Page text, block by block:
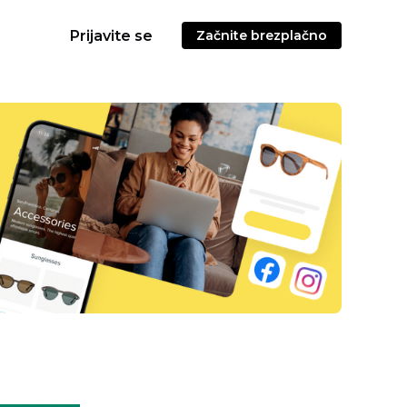
Prijavite se Začnite brezplačno